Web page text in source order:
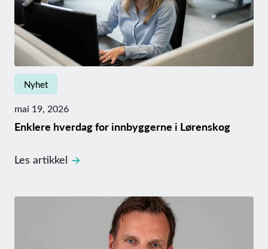
Nyhet
mai 19, 2026
Enklere hverdag for innbyggerne i Lørenskog
Les artikkel